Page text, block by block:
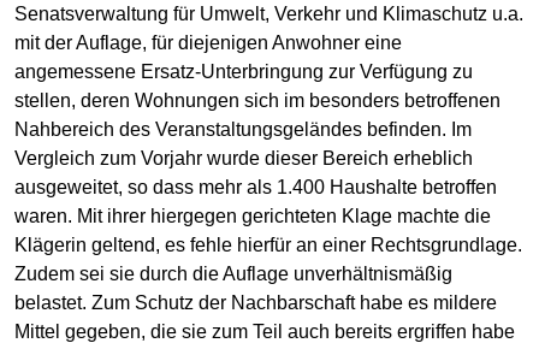
Senatsverwaltung für Umwelt, Verkehr und Klimaschutz u.a.
mit der Auflage, für diejenigen Anwohner eine
angemessene Ersatz-Unterbringung zur Verfügung zu
stellen, deren Wohnungen sich im besonders betroffenen
Nahbereich des Veranstaltungsgeländes befinden. Im
Vergleich zum Vorjahr wurde dieser Bereich erheblich
ausgeweitet, so dass mehr als 1.400 Haushalte betroffen
waren. Mit ihrer hiergegen gerichteten Klage machte die
Klägerin geltend, es fehle hierfür an einer Rechtsgrundlage.
Zudem sei sie durch die Auflage unverhältnismäßig
belastet. Zum Schutz der Nachbarschaft habe es mildere
Mittel gegeben, die sie zum Teil auch bereits ergriffen habe